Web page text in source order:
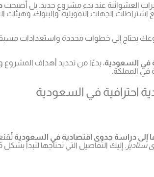
العشوائية عند بدء مشروع جديد. بل أصبحت
الجهات التمويلية، والبنوك، وهيئات
يحتاج إلى خطوات محددة واستعدادات
في السعودية، بدءًا من تحديد أهداف المشروع
في المملكة.
احترافية في السعودية
إلى دراسة جدوى اقتصادية في السعودية
ستاديز . إليك التفاصيل التي تحتاجها لتبدأ